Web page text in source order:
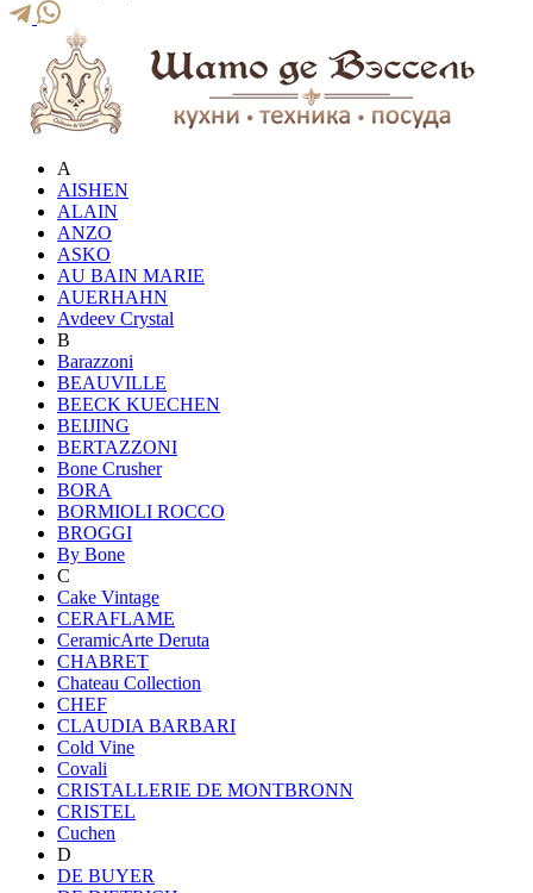
A
AISHEN
ALAIN
ANZO
ASKO
AU BAIN MARIE
AUERHAHN
Avdeev Crystal
B
Barazzoni
BEAUVILLE
BEECK KUECHEN
BEIJING
BERTAZZONI
Bone Crusher
BORA
BORMIOLI ROCCO
BROGGI
By Bone
C
Cake Vintage
CERAFLAME
CeramicArte Deruta
CHABRET
Chateau Collection
CHEF
CLAUDIA BARBARI
Cold Vine
Covali
CRISTALLERIE DE MONTBRONN
CRISTEL
Cuchen
D
DE BUYER